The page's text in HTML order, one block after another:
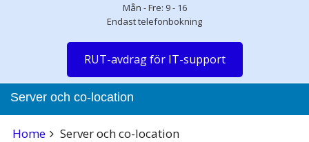
Mån - Fre: 9 - 16
Endast telefonbokning
RUT-avdrag för IT-support
Server och co-location
Home Server och co-location